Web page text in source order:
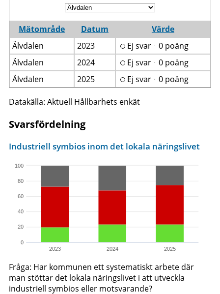
Mätområde Datum
Värde
Älvdalen
2023
Ej svarᆞ0 poäng
Älvdalen
2024
Ej svarᆞ0 poäng
Älvdalen
2025 Ej svarᆞ0 poäng
Datakälla: Aktuell Hållbarhets enkät
Svarsfördelning
2023 2024 2025
0
20
40
60
80
100
Industriell symbios inom det lokala näringslivet
Fråga: Har kommunen ett systematiskt arbete där
man stöttar det lokala näringslivet i att utveckla
industriell symbios eller motsvarande?